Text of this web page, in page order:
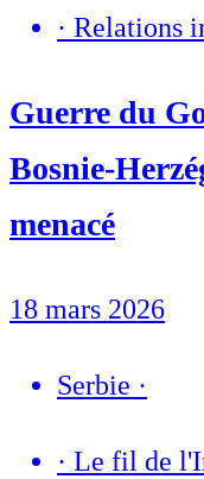
· Relations
Guerre du
Bosnie-
menacé
18 mars 2026
Serbie ·
· Le fil de